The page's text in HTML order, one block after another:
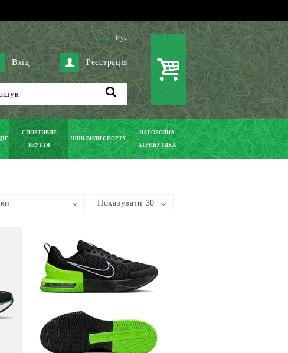
Укр Рус
Вхід Реєстрація
СПОРТИВНЕ
ВЗУТТЯ
ІНШІ ВИДИ СПОРТУ
НАГОРОДНА
АТРИБУТИКА
Показувати 30